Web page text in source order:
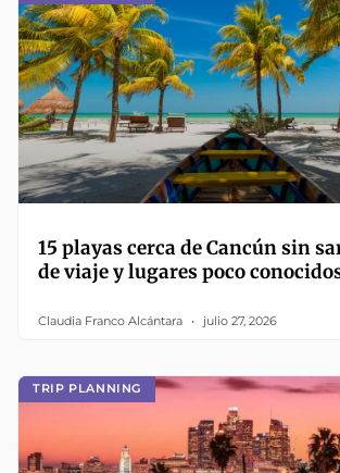
15 playas cerca de Cancún sin
de viaje y lugares poco
Claudia Franco Alcántara julio 27, 2026
TRIP PLANNING